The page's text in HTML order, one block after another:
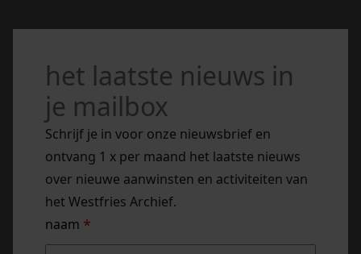
het laatste nieuws in
je mailbox
Schrijf je in voor onze nieuwsbrief en
ontvang 1 x per maand het laatste nieuws
over nieuwe aanwinsten en activiteiten van
het Westfries Archief.
naam *